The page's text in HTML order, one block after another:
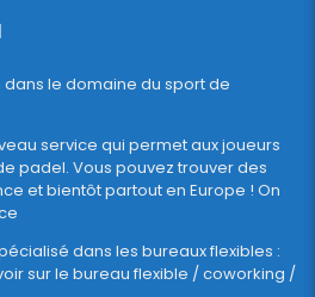
le domaine du sport de
service qui permet aux joueurs
padel. Vous pouvez trouver des
et bientôt partout en Europe ! On
dans les bureaux flexibles :
sur le bureau flexible / coworking /